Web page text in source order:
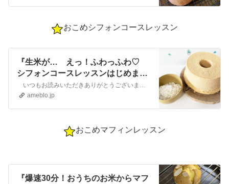
おこめシフォンコースレッスン
『生米が… えっ！ふわっふわ♡
シフォンコースレッスンはじめま
す』
いつもお読みいただきありがとうございます 愛知県小牧市 さちよのアトリエ～丁寧な暮らし～ お米ブレッド工房おうちのお米でサクッと作れる新…
ameblo.jp
おこめマフィンレッスン
『爆速30分！おうちのお米からマフ